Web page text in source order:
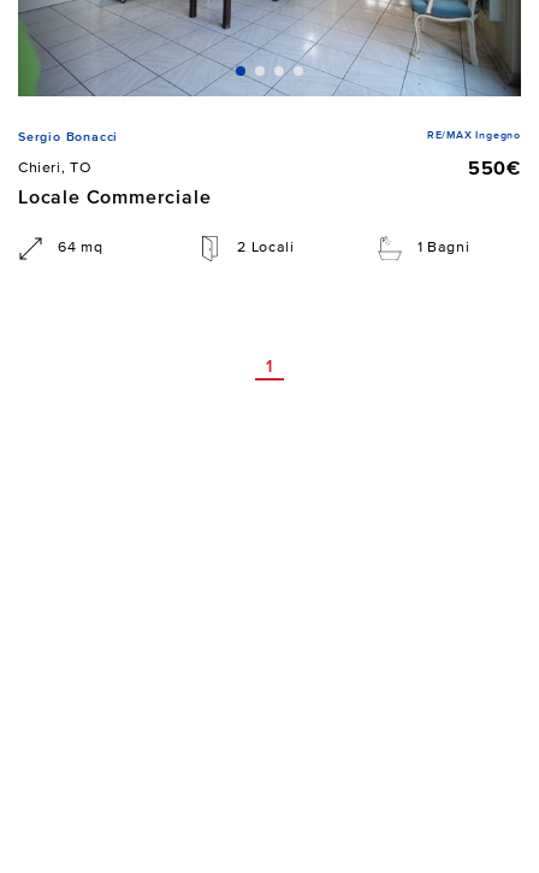
Sergio Bonacci RE/MAX Ingegno
Chieri, TO
550€
Locale Commerciale
64 mq 2 Locali 1 Bagni
1